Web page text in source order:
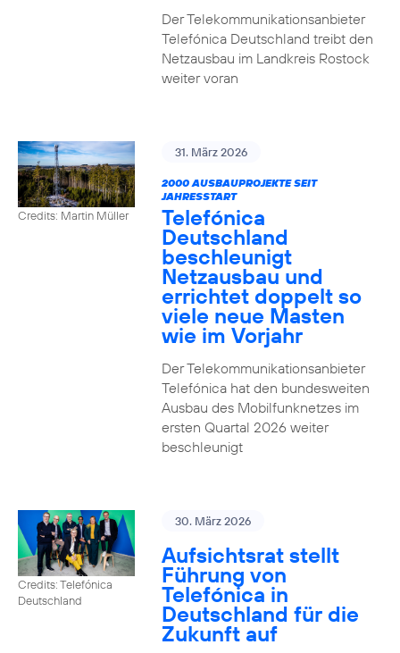
Der Telekommunikationsanbieter
Telefónica Deutschland treibt den
Netzausbau im Landkreis Rostock
weiter voran
Credits: Martin Müller
31. März 2026
2000 AUSBAUPROJEKTE SEIT
JAHRESSTART
Telefónica
Deutschland
beschleunigt
Netzausbau und
errichtet doppelt so
viele neue Masten
wie im Vorjahr
Der Telekommunikationsanbieter
Telefónica hat den bundesweiten
Ausbau des Mobilfunknetzes im
ersten Quartal 2026 weiter
beschleunigt
Credits: Telefónica
Deutschland
30. März 2026
Aufsichtsrat stellt
Führung von
Telefónica in
Deutschland für die
Zukunft auf